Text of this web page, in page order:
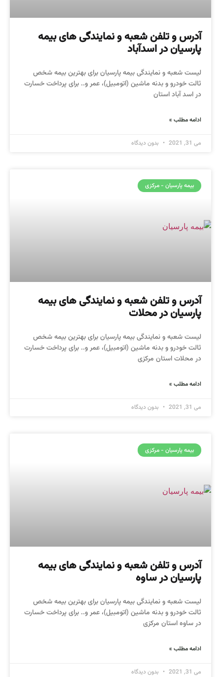
آدرس و تلفن شعبه و نمایندگی های بیمه
پارسیان در اسدآباد
لیست شعبه و نمایندگی بیمه پارسیان برای بهترین بیمه شخص
ثالت خودرو و بدنه ماشین (اتومبیل)، عمر و.. برای پرداخت خسارت
در اسد آباد استان
ادامه مطلب »
می 31, 2021 بدون دیدگاه
بیمه پارسیان - مرکزی
آدرس و تلفن شعبه و نمایندگی های بیمه
پارسیان در محلات
لیست شعبه و نمایندگی بیمه پارسیان برای بهترین بیمه شخص
ثالت خودرو و بدنه ماشین (اتومبیل)، عمر و.. برای پرداخت خسارت
در محلات استان مرکزی
ادامه مطلب »
می 31, 2021 بدون دیدگاه
بیمه پارسیان - مرکزی
آدرس و تلفن شعبه و نمایندگی های بیمه
پارسیان در ساوه
لیست شعبه و نمایندگی بیمه پارسیان برای بهترین بیمه شخص
ثالت خودرو و بدنه ماشین (اتومبیل)، عمر و.. برای پرداخت خسارت
در ساوه استان مرکزی
ادامه مطلب »
می 31, 2021 بدون دیدگاه